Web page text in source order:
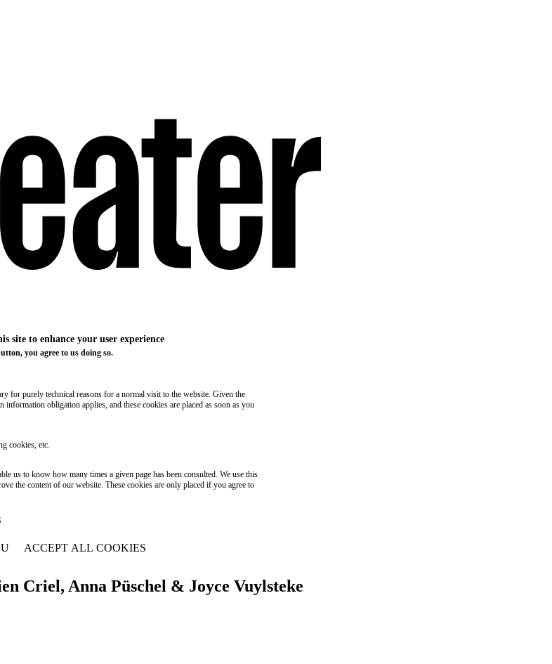
Criel, Anna Püschel & Joyce Vuylsteke
site to enhance your user experience
you agree to us doing so.
for purely technical reasons for a normal visit to the website. Given the
information obligation applies, and these cookies are placed as soon as you
cookies, etc.
us to know how many times a given page has been consulted. We use this
the content of our website. These cookies are only placed if you agree to
ACCEPT ALL COOKIES